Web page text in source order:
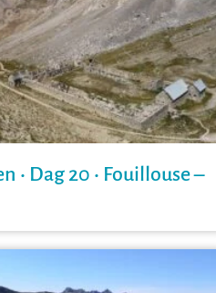
• Dag 20 • Fouillouse –